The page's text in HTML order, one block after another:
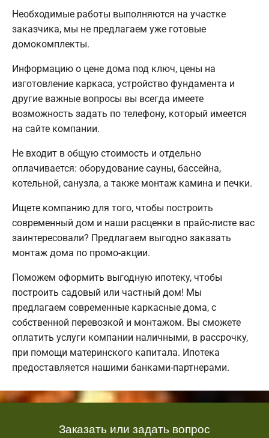
Необходимые работы выполняются на участке
заказчика, мы не предлагаем уже готовые
домокомплекты.
Информацию о цене дома под ключ, цены на
изготовление каркаса, устройство фундамента и
другие важные вопросы вы всегда имеете
возможность задать по телефону, который имеется
на сайте компании.
Не входит в общую стоимость и отдельно
оплачивается: оборудование сауны, бассейна,
котельной, санузла, а также монтаж камина и печки.
Ищете компанию для того, чтобы построить
современный дом и наши расценки в прайс-листе вас
заинтересовали? Предлагаем выгодно заказать
монтаж дома по промо-акции.
Поможем оформить выгодную ипотеку, чтобы
построить садовый или частный дом! Мы
предлагаем современные каркасные дома, с
собственной перевозкой и монтажом. Вы сможете
оплатить услуги компании наличными, в рассрочку,
при помощи материнского капитала. Ипотека
предоставляется нашими банками-партнерами.
Заказать или задать вопрос